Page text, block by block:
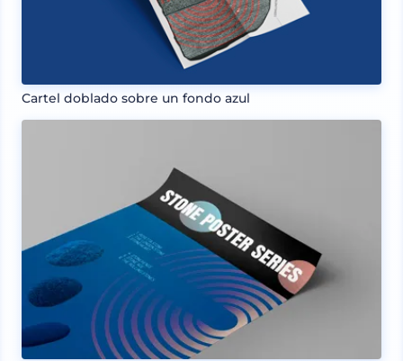
Cartel doblado sobre un fondo azul